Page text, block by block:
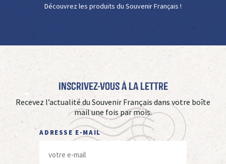
Découvrez les produits du Souvenir Français !
Inscrivez-vous à La Lettre
Recevez l’actualité du Souvenir Français dans votre boîte
mail une fois par mois.
ADRESSE E-MAIL